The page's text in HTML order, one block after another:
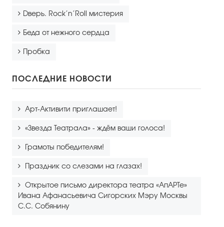
Dверь. Rock’n’Roll мистерия
Беда от нежного сердца
Пробка
ПОСЛЕДНИЕ НОВОСТИ
Арт-Активити приглашает!
«Звезда Театрала» - ждём ваши голоса!
Грамоты победителям!
Праздник со слезами на глазах!
Открытое письмо директора театра «АпАРТе»
Ивана Афанасьевича Сигорских Мэру Москвы
С.С. Собянину